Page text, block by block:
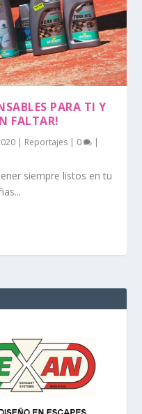
PARA TI Y
FALTAR!
| Reportajes | 0 |
siempre listos en tu